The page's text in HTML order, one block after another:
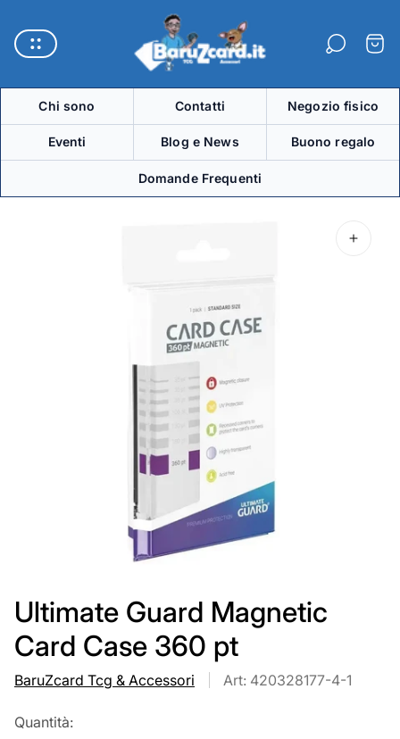
del
negozio"
Chi sono Contatti Negozio fisico
Eventi Blog e News Buono regalo
Domande Frequenti
Ultimate Guard Magnetic
Card Case 360 pt
BaruZcard Tcg & Accessori Art: 420328177-4-1
Quantità: